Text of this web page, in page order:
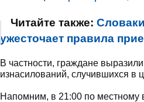
Читайте также:
ужесточает правила
В частности, граждане
изнасилований, случившихся в
Напомним, в 21:00 по местному